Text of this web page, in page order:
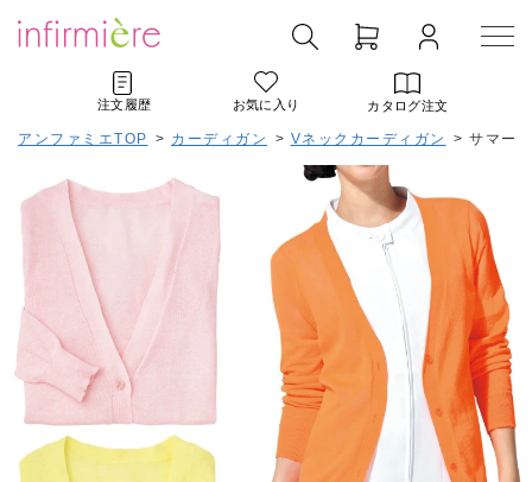
注文履歴 お気に入り カタログ注文
アンファミエTOP > カーディガン > Vネックカーディガン > サマー